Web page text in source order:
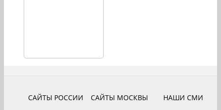
САЙТЫ РОССИИ САЙТЫ МОСКВЫ НАШИ СМИ